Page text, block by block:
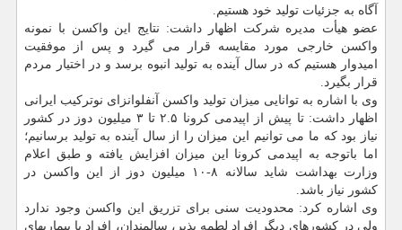
آگاه به جزئیات تولید خود هستیم.
عضو هیأت مدیره شرکت اظهار داشت: نتایج این واکسن با نمونه
واکسن خارجی مورد مقایسه قرار می گیرد و پس از موفقیت
امیدوار هستیم که در سال آینده به تولید انبوه برسد و در اختیار مردم
قرار بگیرد.
وی با اشاره به توانایی میزان تولید واکسن آنفلوانزای نوترکیب ایرانی
اظهار داشت: تا پیش از اپیدمی کرونا ۲.۵ تا ۳ میلیون دوز در کشور
نیاز بود که ما می توانیم این میزان را از سال آینده به تولید برسانیم؛
اما باتوجه به اپیدمی کرونا این میزان افزایش یافته و طبق اعلام
وزارت بهداشت شاید سالانه ۸-۱۰ میلیون دوز از این واکسن در
کشور نیاز باشد.
وی اشاره کرد: محدودیت سنی برای تزریق این واکسن وجود ندارد
ولی در کشورهای دیگر افراد لطمه پذیر، سالمندان، افراد با بیماریهای